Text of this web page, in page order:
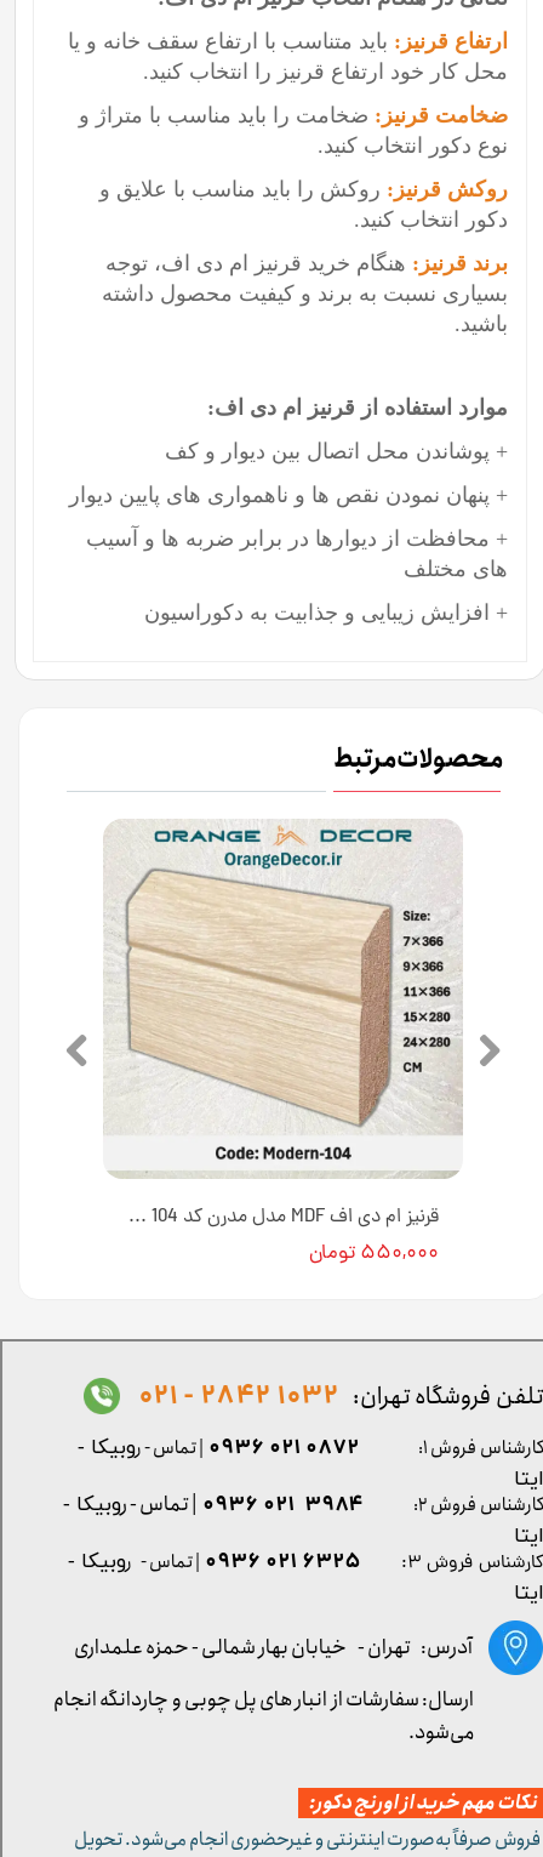
ارتفاع قرنیز: باید متناسب با ارتفاع سقف خانه و یا
محل کار خود ارتفاع قرنیز را انتخاب کنید.
ضخامت قرنیز: ضخامت را باید مناسب با متراژ و
نوع دکور انتخاب کنید.
روکش قرنیز: روکش را باید مناسب با علایق و
دکور انتخاب کنید.
برند قرنیز: هنگام خرید قرنیز ام دی اف، توجه
بسیاری نسبت به برند و کیفیت محصول داشته
باشید.
موارد استفاده از قرنیز ام دی اف:
+ پوشاندن محل اتصال بین دیوار و کف
+ پنهان نمودن نقص ها و ناهمواری های پایین دیوار
+ محافظت از دیوارها در برابر ضربه ها و آسیب
های مختلف
+ افزایش زیبایی و جذابیت به دکوراسیون
محصولات مرتبط
قرنیز ام دی اف MDF مدل مدرن کد 104 [انبار تهران]
۵۵۰,۰۰۰ تومان
کارشناس فروش ۳: ۶۳۲۵ ۰۲۱ ۰۹۳۶ | تماس - روبیکا -
ایتا
آدرس: تهران - خیابان بهار شمالی - حمزه علمداری
تلفن فروشگاه تهران: 1032 2842 - 021
مهم خرید از اورنج دکور:
صرفاً به‌صورت اینترنتی و غیرحضوری انجام می‌شود. تحویل
کارشناس فروش ۱: 0872 021 0936 | تماس - روبیکا -
ایتا
کارشناس فروش ۲:
۳۹۸۴ ۰۲۱ ۰۹۳۶ | تماس - روبیکا -
ایتا
ارسال: سفارشات از انبار های پل چوبی و چاردانگه انجام
می‌شود.